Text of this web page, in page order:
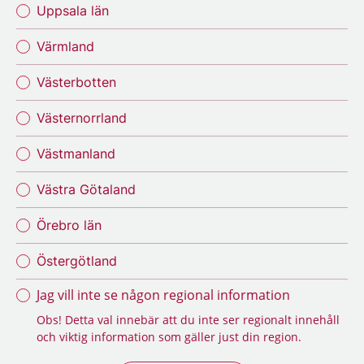
Uppsala län
Värmland
Västerbotten
Västernorrland
Västmanland
Västra Götaland
Örebro län
Östergötland
Jag vill inte se någon regional information
Obs! Detta val innebär att du inte ser regionalt innehåll
och viktig information som gäller just din region.